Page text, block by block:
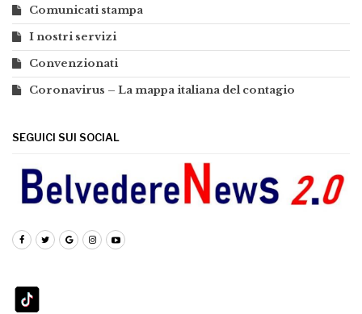
Comunicati stampa
I nostri servizi
Convenzionati
Coronavirus – La mappa italiana del contagio
SEGUICI SUI SOCIAL